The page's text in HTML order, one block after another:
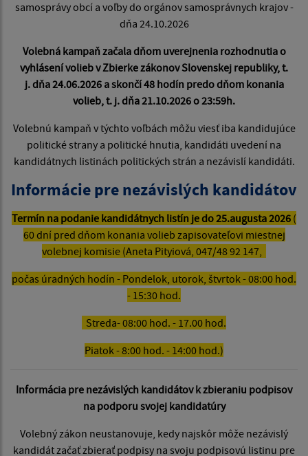
samosprávy obcí a voľby do orgánov samosprávnych krajov -
dňa 24.10.2026
Volebná kampaň začala dňom uverejnenia rozhodnutia o
vyhlásení volieb v Zbierke zákonov Slovenskej republiky, t.
j. dňa 24.06.2026 a skončí 48 hodín predo dňom konania
volieb, t. j. dňa 21.10.2026 o 23:59h.
Volebnú kampaň v týchto voľbách môžu viesť iba kandidujúce
politické strany a politické hnutia, kandidáti uvedení na
kandidátnych listinách politických strán a nezávislí kandidáti.
Informácie pre nezávislých kandidátov
Termín na podanie kandidátnych listín je do 25.augusta 2026 (
60 dní pred dňom konania volieb zapisovateľovi miestnej
volebnej komisie (Aneta Pityiová, 047/48 92 147,
počas úradných hodín - Pondelok, utorok, štvrtok - 08:00 hod.
- 15:30 hod.
Streda- 08:00 hod. - 17.00 hod.
Piatok - 8:00 hod. - 14:00 hod.)
Informácia pre nezávislých kandidátov k zbieraniu podpisov
na podporu svojej kandidatúry
Volebný zákon neustanovuje, kedy najskôr môže nezávislý
kandidát začať zbierať podpisy na svoju podpisovú listinu pre